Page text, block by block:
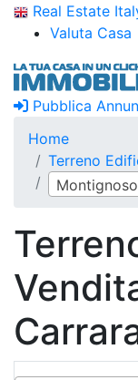
Real Estate
Valuta Casa
Pubblica
Home
Terreno
Montignoso